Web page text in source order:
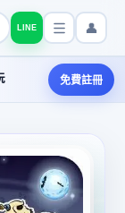
LINE 👤
免費註冊